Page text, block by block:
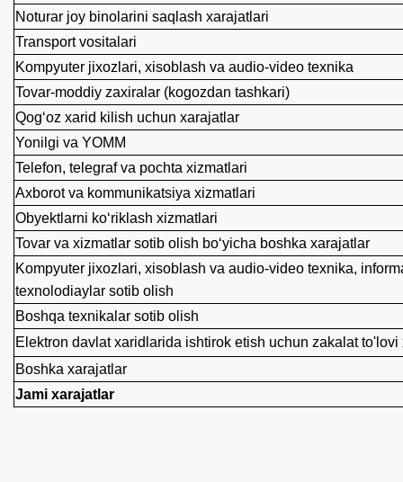
Noturar joy binolarini saqlash xarajatlari
Transport vositalari
Kompyuter jixozlari, xisoblash va audio-video texnika
Tovar-moddiy zaxiralar (kogozdan tashkari)
Qog‘oz xarid kilish uchun xarajatlar
Yonilgi va YOMM
Telefon, telegraf va pochta xizmatlari
Axborot va kommunikatsiya xizmatlari
Obyektlarni ko‘riklash xizmatlari
Tovar va xizmatlar sotib olish bo‘yicha boshka xarajatlar
Kompyuter jixozlari, xisoblash va audio-video texnika,
texnolodiaylar sotib olish
Boshqa texnikalar sotib olish
Elektron davlat xaridlarida ishtirok etish uchun zakalat
Boshka xarajatlar
Jami xarajatlar